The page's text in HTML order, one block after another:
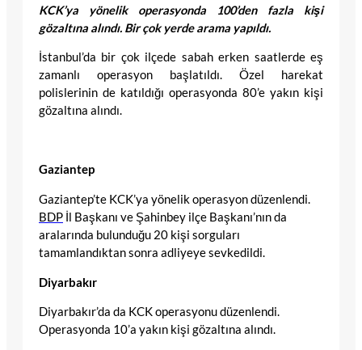
KCK’ya yönelik operasyonda 100’den fazla kişi
gözaltına alındı. Bir çok yerde arama yapıldı.
İstanbul’da bir çok ilçede sabah erken saatlerde eş
zamanlı operasyon başlatıldı. Özel harekat
polislerinin de katıldığı operasyonda 80’e yakın kişi
gözaltına alındı.
Gaziantep
Gaziantep’te KCK’ya yönelik operasyon düzenlendi.
BDP İl Başkanı ve Şahinbey ilçe Başkanı’nın da
aralarında bulunduğu 20 kişi sorguları
tamamlandıktan sonra adliyeye sevkedildi.
Diyarbakır
Diyarbakır’da da KCK operasyonu düzenlendi.
Operasyonda 10’a yakın kişi gözaltına alındı.